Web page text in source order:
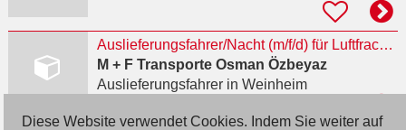
Auslieferungsfahrer/Nacht (m/f/d) für Luftfracht gesucht
M + F Transporte Osman Özbeyaz
Auslieferungsfahrerin Weinheim
Diese Website verwendet Cookies. Indem Sie weiter auf